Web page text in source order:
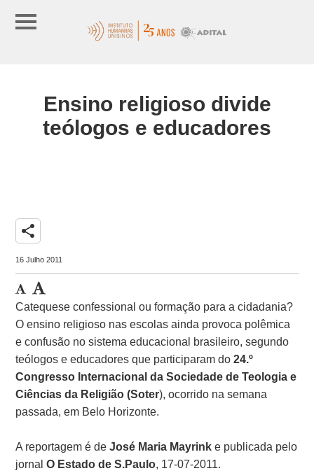
Ensino religioso divide
teólogos e educadores
share
16 Julho 2011
Catequese confessional ou formação para a cidadania?
O ensino religioso nas escolas ainda provoca polêmica
e confusão no sistema educacional brasileiro, segundo
teólogos e educadores que participaram do24.º
Congresso Internacional da Sociedade de Teologia e
Ciências da Religião (Soter), ocorrido na semana
passada, em Belo Horizonte.
A reportagem é deJosé Maria Mayrink e publicada pelo
jornalO Estado de S.Paulo, 17-07-2011.